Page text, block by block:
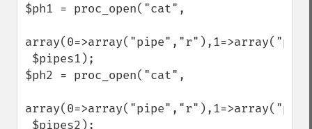
$ph1 = proc_open("cat",
$ph2 = proc_open("cat",